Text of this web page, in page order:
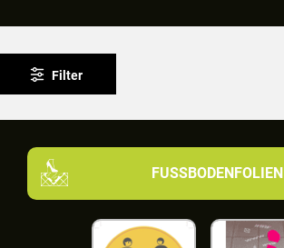
Filter
FUSSBODENFOLIEN